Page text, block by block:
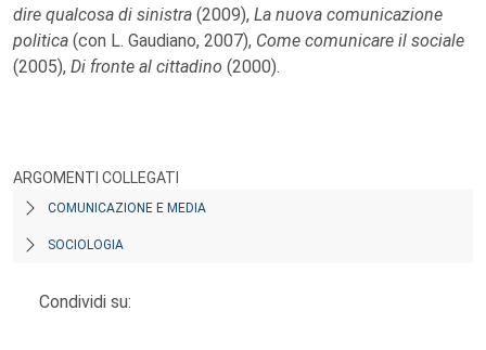
dire qualcosa di sinistra (2009), La nuova comunicazione
politica (con L. Gaudiano, 2007), Come comunicare il sociale
(2005), Di fronte al cittadino (2000).
ARGOMENTI COLLEGATI
COMUNICAZIONE E MEDIA
SOCIOLOGIA
Condividi su: